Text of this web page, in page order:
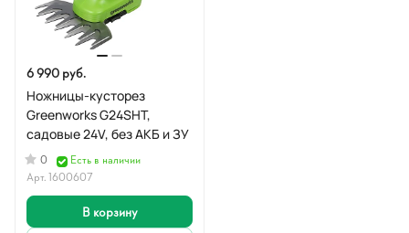
6 990 руб.
Ножницы-кусторез
Greenworks G24SHT,
садовые 24V, без АКБ и ЗУ
0
Есть в наличии
Арт.1600607
В корзину